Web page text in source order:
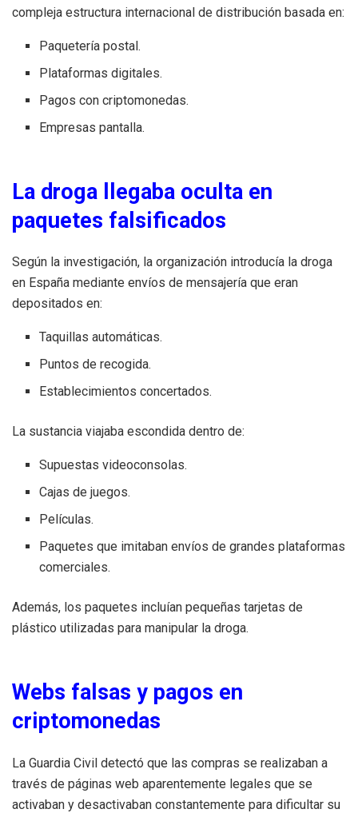
compleja estructura internacional de distribución basada en:
Paquetería postal.
Plataformas digitales.
Pagos con criptomonedas.
Empresas pantalla.
La droga llegaba oculta en
paquetes falsificados
Según la investigación, la organización introducía la droga
en España mediante envíos de mensajería que eran
depositados en:
Taquillas automáticas.
Puntos de recogida.
Establecimientos concertados.
La sustancia viajaba escondida dentro de:
Supuestas videoconsolas.
Cajas de juegos.
Películas.
Paquetes que imitaban envíos de grandes plataformas
comerciales.
Además, los paquetes incluían pequeñas tarjetas de
plástico utilizadas para manipular la droga.
Webs falsas y pagos en
criptomonedas
La Guardia Civil detectó que las compras se realizaban a
través de páginas web aparentemente legales que se
activaban y desactivaban constantemente para dificultar su